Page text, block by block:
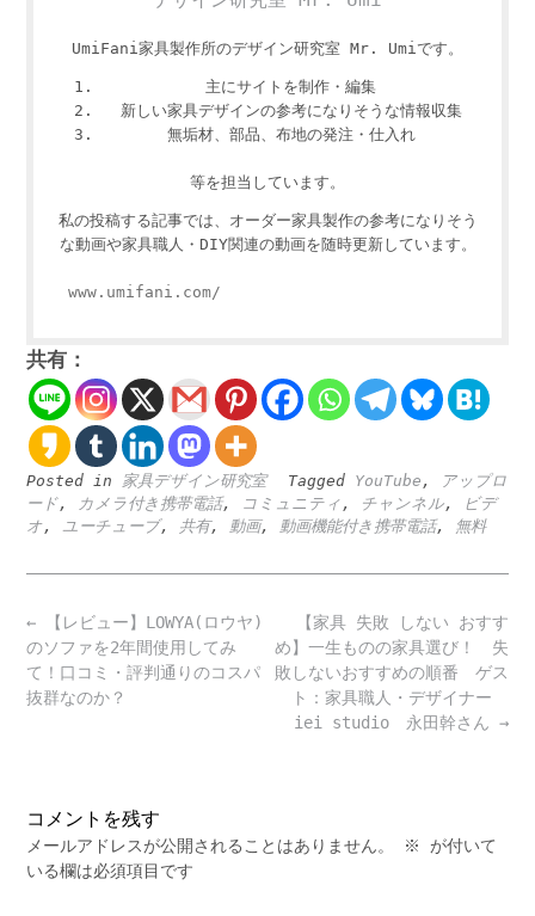
UmiFani家具製作所のデザイン研究室 Mr. Umiです。
主にサイトを制作・編集
新しい家具デザインの参考になりそうな情報収集
無垢材、部品、布地の発注・仕入れ
等を担当しています。
私の投稿する記事では、オーダー家具製作の参考になりそう
な動画や家具職人・DIY関連の動画を随時更新しています。
www.umifani.com/
共有：
Posted in 家具デザイン研究室 Tagged YouTube ,
アップロ
ード, カメラ付き携帯電話, コミュニティ , チャンネル,
ビデ
オ, ユーチューブ, 共有, 動画, 動画機能付き携帯電話, 無料
Post
navigation
【家具 失敗 しない おすす
め】一生ものの家具選び！ 失
敗しないおすすめの順番 ゲス
ト：家具職人・デザイナー
iei studio 永田幹さん →
← 【レビュー】LOWYA(ロウヤ)
のソファを2年間使用してみ
て！口コミ・評判通りのコスパ
抜群なのか？
コメントを残す
メールアドレスが公開されることはありません。 ※
が付いて
いる欄は必須項目です